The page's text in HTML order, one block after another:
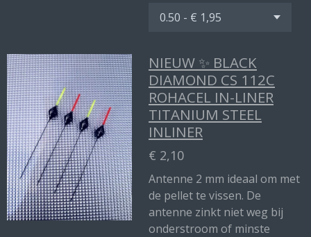
NIEUW ✨ BLACK
DIAMOND CS 112C
ROHACEL IN-LINER
TITANIUM STEEL
INLINER
€ 2,10
Antenne 2 mm ideaal om met
de pellet te vissen. De
antenne zinkt niet weg bij
onderstroom of minste